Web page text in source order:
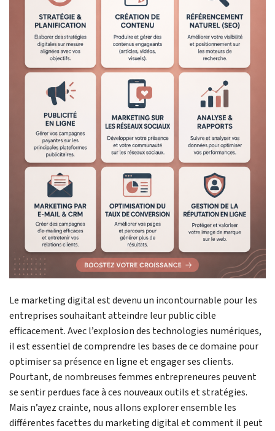
Le marketing digital est devenu un incontournable pour les
entreprises souhaitant atteindre leur public cible
efficacement. Avec l’explosion des technologies numériques,
il est essentiel de comprendre les bases de ce domaine pour
optimiser sa présence en ligne et engager ses clients.
Pourtant, de nombreuses femmes entrepreneures peuvent
se sentir perdues face à ces nouveaux outils et stratégies.
Mais n’ayez crainte, nous allons explorer ensemble les
différentes facettes du marketing digital et comment il peut